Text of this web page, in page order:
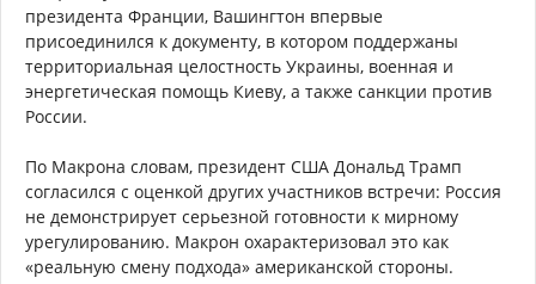
президента Франции, Вашингтон впервые
присоединился к документу, в котором поддержаны
территориальная целостность Украины, военная и
энергетическая помощь Киеву, а также санкции против
России.
По Макрона словам, президент США Дональд Трамп
согласился с оценкой других участников встречи: Россия
не демонстрирует серьезной готовности к мирному
урегулированию. Макрон охарактеризовал это как
«реальную смену подхода» американской стороны.